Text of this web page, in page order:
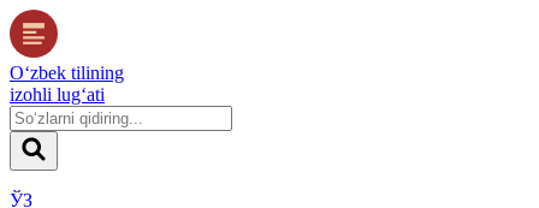
O‘zbek tilining
izohli lug‘ati
ЎЗ